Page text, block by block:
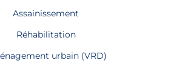
Assainissement
Réhabilitation
urbain (VRD)